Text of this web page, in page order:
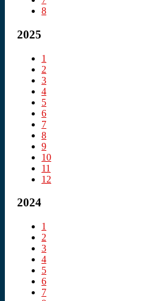
8
2025
1
2
3
4
5
6
7
8
9
10
11
12
2024
1
2
3
4
5
6
7